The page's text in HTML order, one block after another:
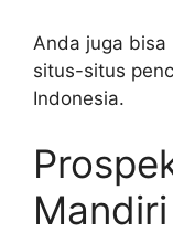
Anda juga bisa
situs-situs
Indonesia.
Mandiri